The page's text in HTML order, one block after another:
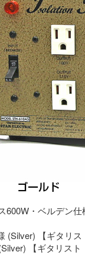
600W・ベルデン仕
【ギタリス